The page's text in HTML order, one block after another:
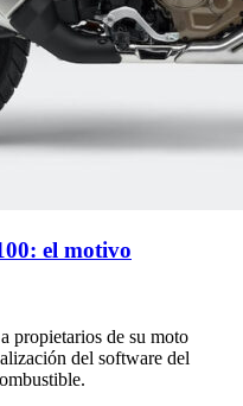
el motivo
propietarios de su moto
del software del